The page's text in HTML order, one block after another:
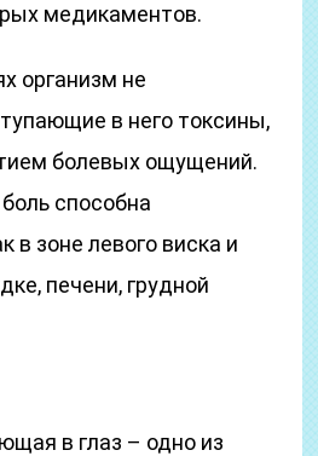
медикаментов.
организм не
в него токсины,
болевых ощущений.
способна
в зоне левого виска и
печени, грудной
в глаз – одно из